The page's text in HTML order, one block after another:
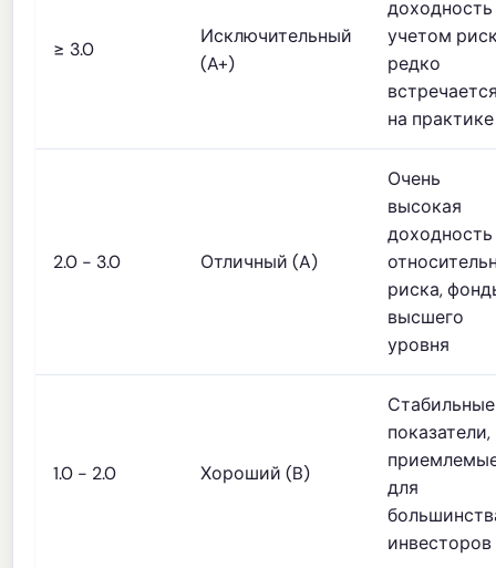
≥ 3.0
Исключительный
(A+)
доходность
учетом
редко
на практике
2.0 - 3.0 Отличный (A)
Очень
высокая
доходность
риска,
высшего
уровня
1.0 - 2.0 Хороший (B)
Стабильные
показатели,
для
инвесторов